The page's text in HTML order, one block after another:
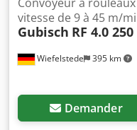
Wiefelstede 395 km
vitesse de 9 à 45 m/
Gubisch RF 4.0
Demander